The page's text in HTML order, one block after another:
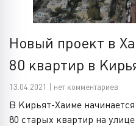
Новый проект в
80 квартир в
13.04.2021 | нет комментариев
В Кирьят-Хаиме
80 старых квартир на